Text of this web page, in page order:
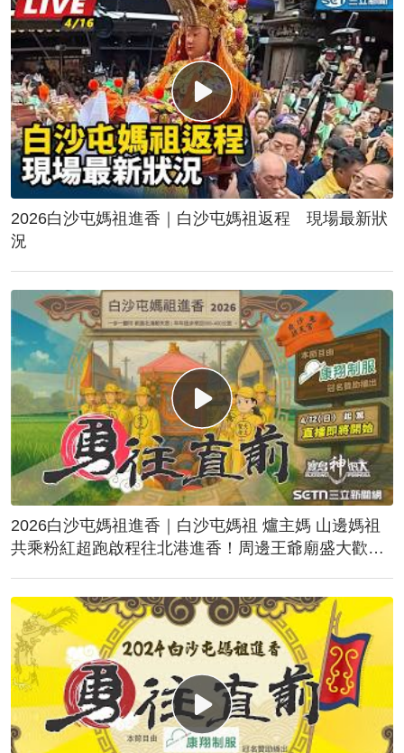
2026白沙屯媽祖進香｜白沙屯媽祖返程 現場最新狀
況
2026白沙屯媽祖進香｜白沙屯媽祖 爐主媽 山邊媽祖
共乘粉紅超跑啟程往北港進香！周邊王爺廟盛大歡